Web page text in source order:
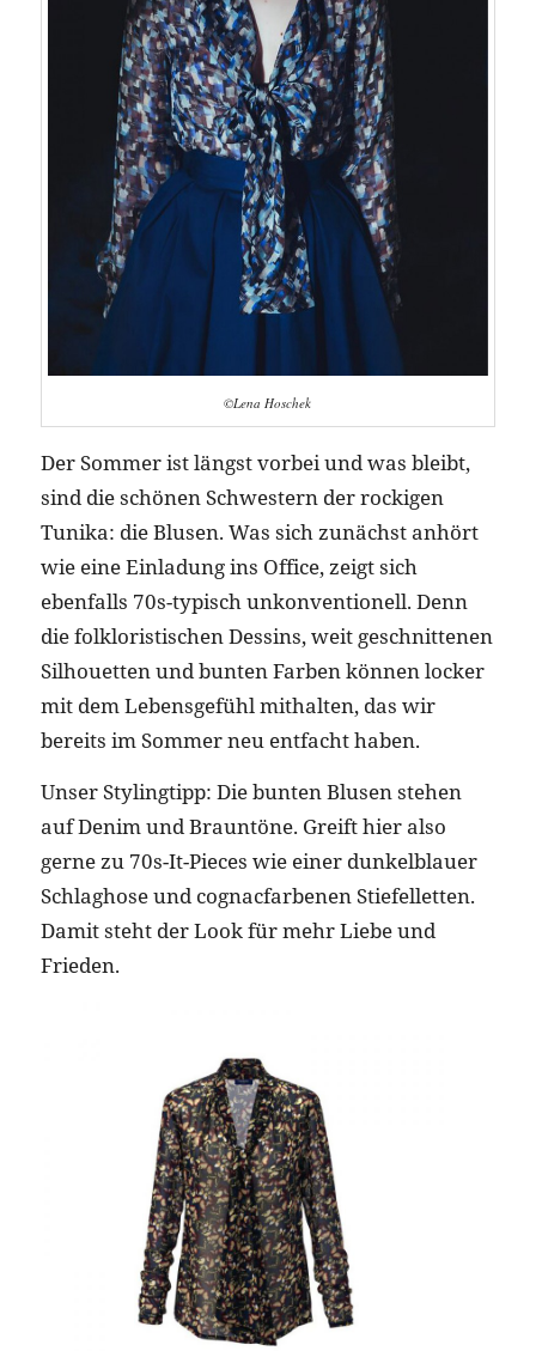
©Lena Hoschek
Der Sommer ist längst vorbei und was bleibt,
sind die schönen Schwestern der rockigen
Tunika: die Blusen. Was sich zunächst anhört
wie eine Einladung ins Office, zeigt sich
ebenfalls 70s-typisch unkonventionell. Denn
die folkloristischen Dessins, weit geschnittenen
Silhouetten und bunten Farben können locker
mit dem Lebensgefühl mithalten, das wir
bereits im Sommer neu entfacht haben.
Unser Stylingtipp: Die bunten Blusen stehen
auf Denim und Brauntöne. Greift hier also
gerne zu 70s-It-Pieces wie einer dunkelblauer
Schlaghose und cognacfarbenen Stiefelletten.
Damit steht der Look für mehr Liebe und
Frieden.